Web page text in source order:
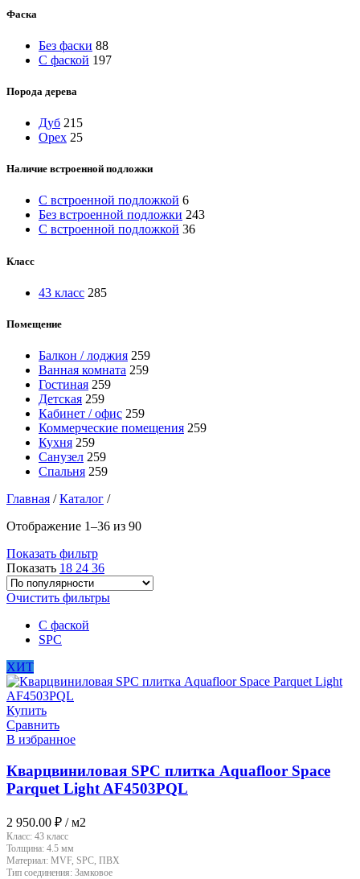
Фаска
Без фаски 88
С фаской 197
Порода дерева
Дуб 215
Орех 25
Наличие встроенной подложки
C встроенной подложкой 6
Без встроенной подложки 243
С встроенной подложкой 36
Класс
43 класс 285
Помещение
Балкон / лоджия 259
Ванная комната 259
Гостиная 259
Детская 259
Кабинет / офис 259
Коммерческие помещения 259
Кухня 259
Санузел 259
Спальня 259
Главная /Каталог /
Отображение 1–36 из 90
Показать фильтр
Показать 18 24 36
Очистить фильтры
С фаской
SPC
ХИТ
Купить
Сравнить
В избранное
Кварцвиниловая SPC плитка Aquafloor Space
Parquet Light AF4503PQL
2 950.00 ₽ / м2
Класс: 43 класс
Толщина: 4.5 мм
Материал: MVF, SPC, ПВХ
Тип соединения: Замковое